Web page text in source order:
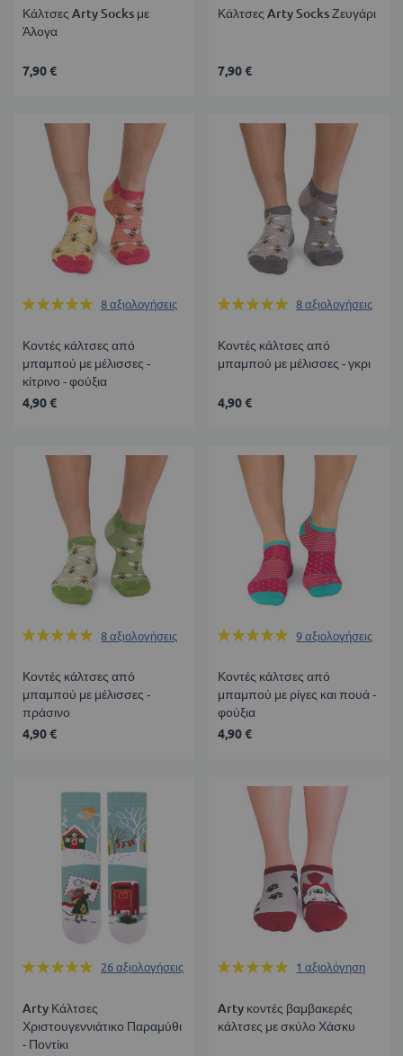
Κάλτσες Arty Socks με
Άλογα
7,90 €
Κάλτσες Arty Socks Ζευγάρι
7,90 €
Βαθμολογία:
8 αξιολογήσεις
Κοντές κάλτσες από
μπαμπού με μέλισσες -
κίτρινο - φούξια
4,90 €
Βαθμολογία:
8αξιολογήσεις
Κοντές κάλτσες από
μπαμπού με μέλισσες - γκρι
4,90 €
Βαθμολογία:
8 αξιολογήσεις
Κοντές κάλτσες από
μπαμπού με μέλισσες -
πράσινο
4,90 €
Βαθμολογία:
9αξιολογήσεις
Κοντές κάλτσες από
μπαμπού με ρίγες και πουά -
φούξια
4,90 €
Βαθμολογία:
26 αξιολογήσεις
Arty Κάλτσες
Χριστουγεννιάτικο Παραμύθι
- Ποντίκι
Βαθμολογία:
1αξιολόγηση
Arty κοντές βαμβακερές
κάλτσες με σκύλο Χάσκυ